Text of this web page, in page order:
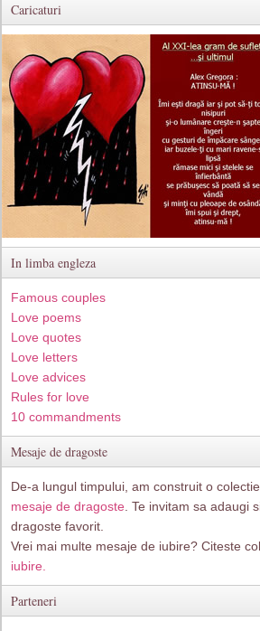
Caricaturi
In limba engleza
Famous couples
Love poems
Love quotes
Love letters
Love advices
Rules for love
10 commandments
Mesaje de dragoste
De-a lungul timpului, am construit o
mesaje de dragoste . Te invitam sa adaugi
dragoste favorit.
Vrei mai multe mesaje de iubire? Citeste
iubire.
Parteneri